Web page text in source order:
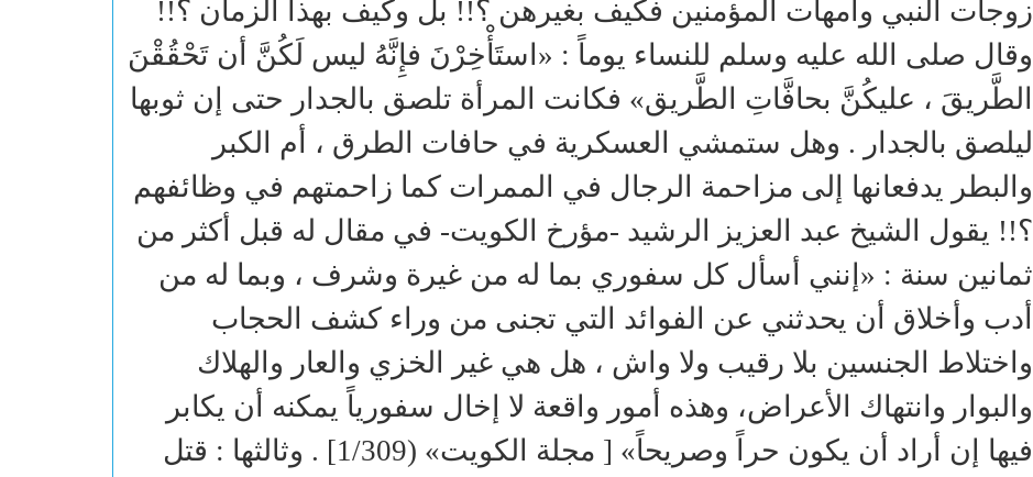
زوجات النبي وأمهات المؤمنين فكيف بغيرهن ؟!! بل وكيف بهذا الزمان ؟!!
وقال صلى الله عليه وسلم للنساء يوماً : «استَأْخِرْنَ فإِنَّهُ ليس لَكُنَّ أن تَحْقُقْنَ
الطَّريقَ ، عليكُنَّ بحافَّاتِ الطَّريق» فكانت المرأة تلصق بالجدار حتى إن ثوبها
ليلصق بالجدار . وهل ستمشي العسكرية في حافات الطرق ، أم الكبر
والبطر يدفعانها إلى مزاحمة الرجال في الممرات كما زاحمتهم في وظائفهم
؟!! يقول الشيخ عبد العزيز الرشيد -مؤرخ الكويت- في مقال له قبل أكثر من
ثمانين سنة : «إنني أسأل كل سفوري بما له من غيرة وشرف ، وبما له من
أدب وأخلاق أن يحدثني عن الفوائد التي تجنى من وراء كشف الحجاب
واختلاط الجنسين بلا رقيب ولا واش ، هل هي غير الخزي والعار والهلاك
والبوار وانتهاك الأعراض، وهذه أمور واقعة لا إخال سفورياً يمكنه أن يكابر
فيها إن أراد أن يكون حراً وصريحاً» [ مجلة الكويت» (1/309] . وثالثها : قتل